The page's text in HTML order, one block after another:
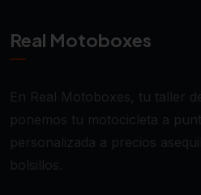
Real Motoboxes
En Real Motoboxes, tu taller
ponemos tu motocicleta a
personalizada a precios
bolsillos.